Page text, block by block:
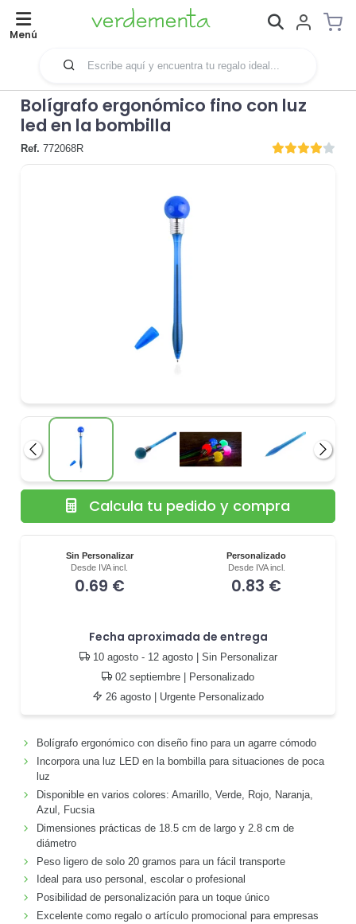
Menú
Bolígrafo ergonómico fino con luz
led en la bombilla
Ref. 772068R
Anterior
Sin Personalizar
Desde IVA incl.
0.69 €
Personalizado
Desde IVA incl.
0.83 €
Fecha aproximada de entrega
10 agosto - 12 agosto| Sin Personalizar
02 septiembre | Personalizado
26 agosto | Urgente Personalizado
Calcula tu pedido y compra
Bolígrafo ergonómico con diseño fino para un agarre cómodo
Incorpora una luz LED en la bombilla para situaciones de poca
luz
Disponible en varios colores: Amarillo, Verde, Rojo, Naranja,
Azul, Fucsia
Dimensiones prácticas de 18.5 cm de largo y 2.8 cm de
diámetro
Peso ligero de solo 20 gramos para un fácil transporte
Ideal para uso personal, escolar o profesional
Posibilidad de personalización para un toque único
Excelente como regalo o artículo promocional para empresas